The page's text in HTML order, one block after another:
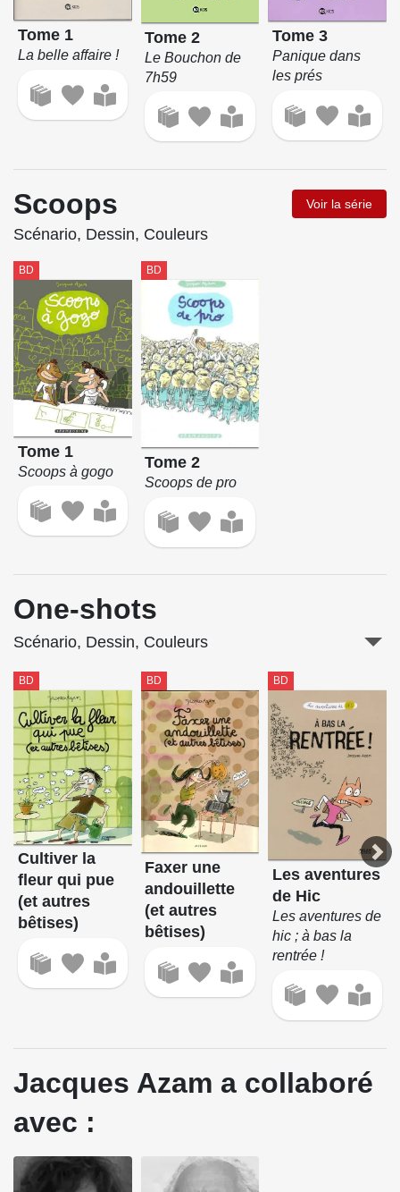
Tome 1
La belle affaire !
Tome 2
Le Bouchon de
7h59
Tome 3
Panique dans
les prés
Scoops Voir la série
Scénario, Dessin, Couleurs
BD
Tome 1
Scoops à gogo
BD
Tome 2
Scoops de pro
One-shots
Scénario, Dessin, Couleurs
BD
Cultiver la
fleur qui pue
(et autres
bêtises)
BD
Faxer une
andouillette
(et autres
bêtises)
BD
Les aventures
de Hic
Les aventures de
hic ; à bas la
rentrée !
Jacques Azam a collaboré
avec :